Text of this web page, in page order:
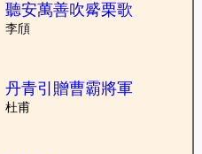
聽安萬善吹觱栗歌
李頎
丹青引贈曹霸將軍
杜甫